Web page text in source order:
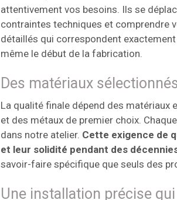
attentivement vos besoins. Ils se
contraintes techniques et comprendre
détaillés qui correspondent
même le début de la fabrication.
Des matériaux
La qualité finale dépend des matériaux
et des métaux de premier choix.
dans notre atelier. Cette exigence de
et leur solidité pendant des
savoir-faire spécifique que seuls des
Une installation précise